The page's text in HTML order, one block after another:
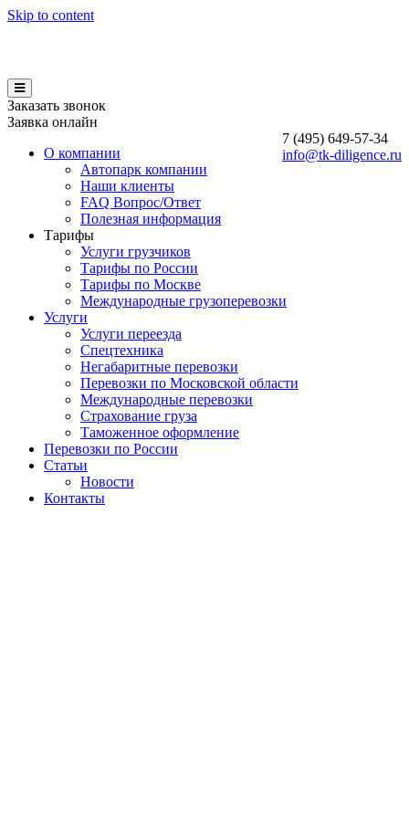
Skip to content
Заказать звонок
Заявка онлайн
7 (495) 649-57-34
info@tk-diligence.ru
О компании
Автопарк компании
Наши клиенты
FAQ Вопрос/Ответ
Полезная информация
Тарифы
Услуги грузчиков
Тарифы по России
Тарифы по Москве
Международные грузоперевозки
Услуги
Услуги переезда
Спецтехника
Негабаритные перевозки
Перевозки по Московской области
Международные перевозки
Страхование груза
Таможенное оформление
Перевозки по России
Статьи
Новости
Контакты